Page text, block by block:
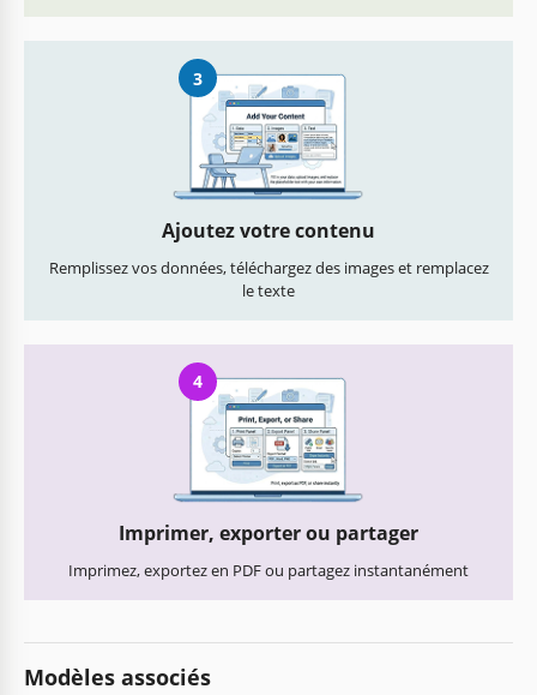
3
Ajoutez votre contenu
Remplissez vos données, téléchargez des images et remplacez
le texte
4
Imprimer, exporter ou partager
Imprimez, exportez en PDF ou partagez instantanément
Modèles associés